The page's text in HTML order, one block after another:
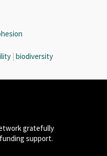
| biodiversity
gratefully
support.